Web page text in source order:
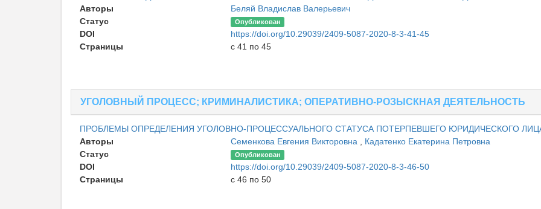
Авторы
Беляй Владислав Валерьевич
Статус
Опубликован
DOI
https://doi.org/10.29039/2409-5087-2020-8-3-41-45
Страницы
с 41 по 45
УГОЛОВНЫЙ ПРОЦЕСС; КРИМИНАЛИСТИКА; ОПЕРАТИВНО-РОЗЫСКНАЯ ДЕЯТЕЛЬНОСТЬ
ПРОБЛЕМЫ ОПРЕДЕЛЕНИЯ УГОЛОВНО-ПРОЦЕССУАЛЬНОГО СТАТУСА ПОТЕРПЕВШЕГО ЮРИДИЧЕСКОГО
Авторы
Семенкова Евгения Викторовна
Кадатенко Екатерина Петровна
Статус
Опубликован
DOI
https://doi.org/10.29039/2409-5087-2020-8-3-46-50
Страницы
с 46 по 50